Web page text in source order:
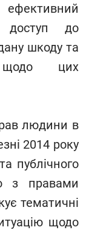
доступ до
шкоду та
щодо цих
людини в
2014 року
публічного
з правами
тематичні
щодо